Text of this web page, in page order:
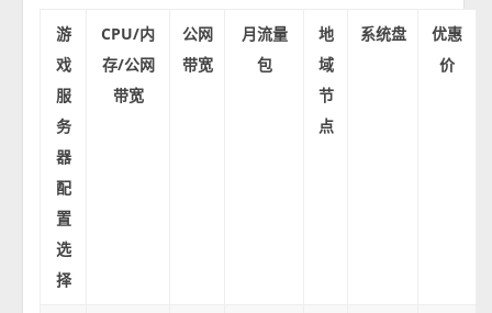
游
戏
服
务
器
配
置
选
择
CPU/内
存/公网
带宽
公网
带宽
月流量
包
地
域
节
点
系统盘
优惠
价